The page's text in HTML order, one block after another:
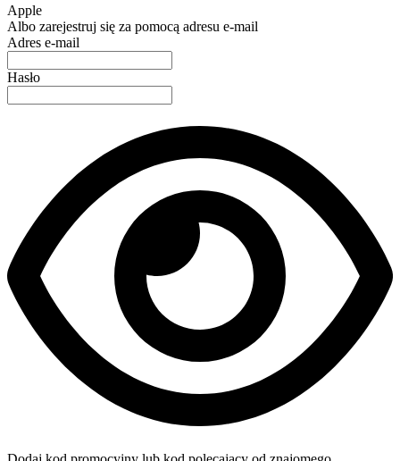
Apple
Albo zarejestruj się za pomocą adresu e-mail
Adres e-mail
Hasło